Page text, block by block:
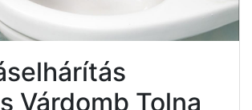
Várdomb Tolna